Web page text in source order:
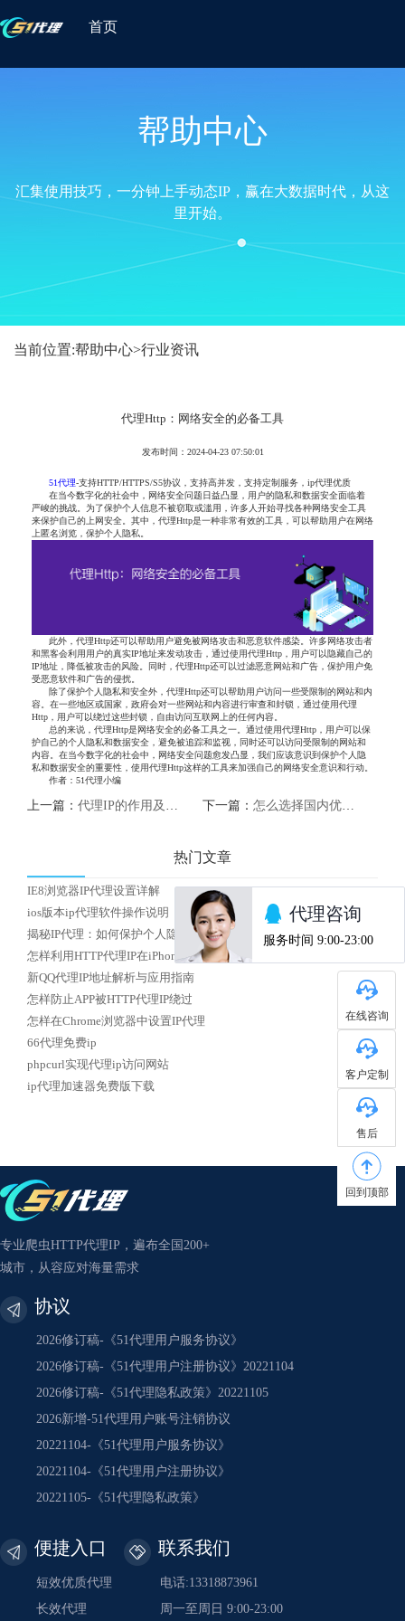
首页
帮助中心
汇集使用技巧，一分钟上手动态IP，赢在大数据时代，从这
里开始。
当前位置:帮助中心>行业资讯
代理Http：网络安全的必备工具
发布时间：2024-04-23 07:50:01
51代理-支持HTTP/HTTPS/S5协议，支持高并发，支持定制服务，ip代理优质
在当今数字化的社会中，网络安全问题日益凸显，用户的隐私和数据安全面临着
严峻的挑战。为了保护个人信息不被窃取或滥用，许多人开始寻找各种网络安全工具
来保护自己的上网安全。其中，代理Http是一种非常有效的工具，可以帮助用户在网络
上匿名浏览，保护个人隐私。
此外，代理Http还可以帮助用户避免被网络攻击和恶意软件感染。许多网络攻击者
和黑客会利用用户的真实IP地址来发动攻击，通过使用代理Http，用户可以隐藏自己的
IP地址，降低被攻击的风险。同时，代理Http还可以过滤恶意网站和广告，保护用户免
受恶意软件和广告的侵扰。
除了保护个人隐私和安全外，代理Http还可以帮助用户访问一些受限制的网站和内
容。在一些地区或国家，政府会对一些网站和内容进行审查和封锁，通过使用代理
Http，用户可以绕过这些封锁，自由访问互联网上的任何内容。
总的来说，代理Http是网络安全的必备工具之一。通过使用代理Http，用户可以保
护自己的个人隐私和数据安全，避免被追踪和监视，同时还可以访问受限制的网站和
内容。在当今数字化的社会中，网络安全问题愈发凸显，我们应该意识到保护个人隐
私和数据安全的重要性，使用代理Http这样的工具来加强自己的网络安全意识和行动。
作者：51代理小编
上一篇： 代理IP的作用及如何选择合适的HTTP或Socket代理 下一篇： 怎么选择国内优质HTTP代理IP
热门文章
IE8浏览器IP代理设置详解
ios版本ip代理软件操作说明
揭秘IP代理：如何保护个人隐私安全？
怎样利用HTTP代理IP在iPhone上实现校园网络访问
新QQ代理IP地址解析与应用指南
怎样防止APP被HTTP代理IP绕过
怎样在Chrome浏览器中设置IP代理
66代理免费ip
phpcurl实现代理ip访问网站
ip代理加速器免费版下载
在线咨询
客户定制
售后
回到顶部
专业爬虫HTTP代理IP，遍布全国200+
城市，从容应对海量需求
协议
2026修订稿-《51代理用户服务协议》
2026修订稿-《51代理用户注册协议》20221104
2026修订稿-《51代理隐私政策》20221105
2026新增-51代理用户账号注销协议
20221104-《51代理用户服务协议》
20221104-《51代理用户注册协议》
20221105-《51代理隐私政策》
便捷入口
短效优质代理
长效代理
联系我们
电话:13318873961
周一至周日 9:00-23:00